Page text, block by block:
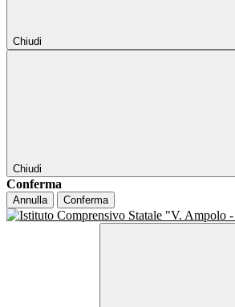
Chiudi
Chiudi
Conferma
Annulla Conferma